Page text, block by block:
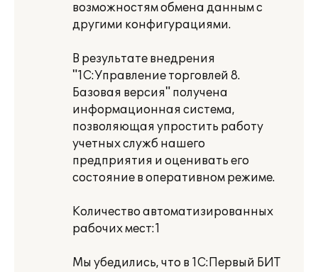
возможностям обмена данным с
другими конфигурациями.
В результате внедрения
"1С:Управление торговлей 8.
Базовая версия" получена
информационная система,
позволяющая упростить работу
учетных служб нашего
предприятия и оценивать его
состояние в оперативном режиме.
Количество автоматизированных
рабочих мест:1
Мы убедились, что в 1С:Первый БИТ